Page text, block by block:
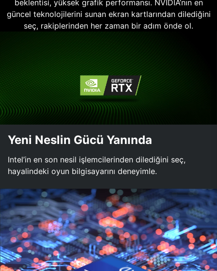
beklentisi, yüksek grafik performansı. NVIDIA’nın en
güncel teknolojilerini sunan ekran kartlarından dilediğini
seç, rakiplerinden her zaman bir adım önde ol.
Yeni Neslin Gücü Yanında
Intel’in en son nesil işlemcilerinden dilediğini seç,
hayalindeki oyun bilgisayarını deneyimle.